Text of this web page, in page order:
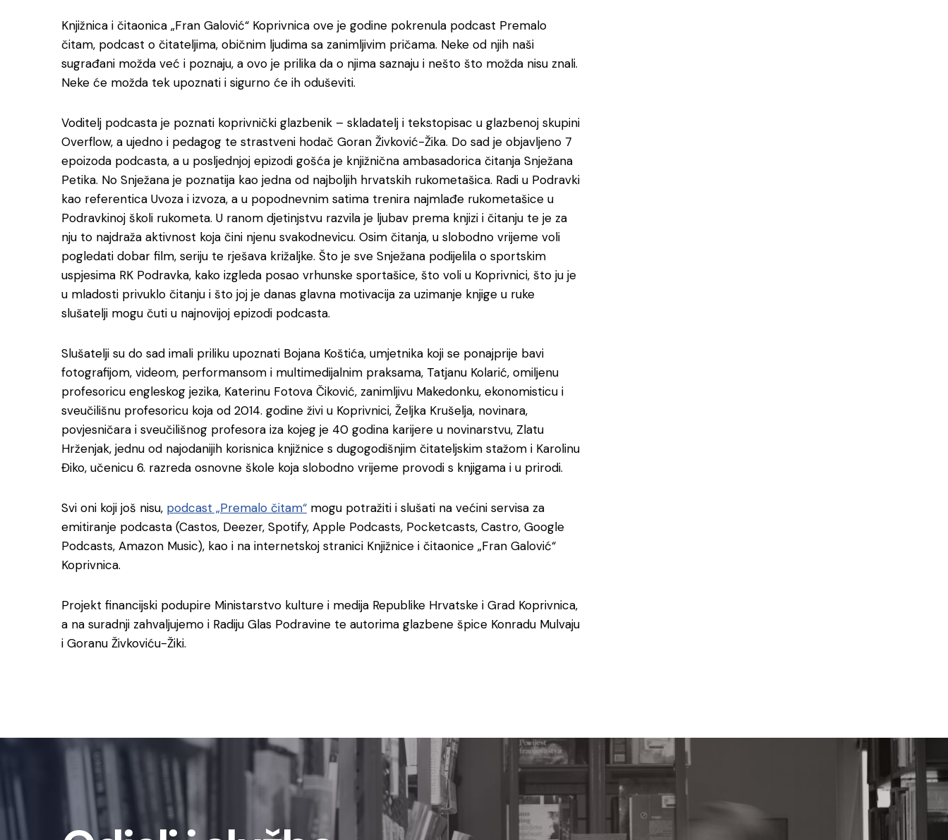
Knjižnica i čitaonica „Fran Galović“ Koprivnica ove je godine pokrenula podcast Premalo
čitam, podcast o čitateljima, običnim ljudima sa zanimljivim pričama. Neke od njih naši
sugrađani možda već i poznaju, a ovo je prilika da o njima saznaju i nešto što možda nisu znali.
Neke će možda tek upoznati i sigurno će ih oduševiti.
Voditelj podcasta je poznati koprivnički glazbenik – skladatelj i tekstopisac u glazbenoj skupini
Overflow, a ujedno i pedagog te strastveni hodač Goran Živković-Žika. Do sad je objavljeno 7
epoizoda podcasta, a u posljednjoj epizodi gošća je knjižnična ambasadorica čitanja Snježana
Petika. No Snježana je poznatija kao jedna od najboljih hrvatskih rukometašica. Radi u Podravki
kao referentica Uvoza i izvoza, a u popodnevnim satima trenira najmlađe rukometašice u
Podravkinoj školi rukometa. U ranom djetinjstvu razvila je ljubav prema knjizi i čitanju te je za
nju to najdraža aktivnost koja čini njenu svakodnevicu. Osim čitanja, u slobodno vrijeme voli
pogledati dobar film, seriju te rješava križaljke. Što je sve Snježana podijelila o sportskim
uspjesima RK Podravka, kako izgleda posao vrhunske sportašice, što voli u Koprivnici, što ju je
u mladosti privuklo čitanju i što joj je danas glavna motivacija za uzimanje knjige u ruke
slušatelji mogu čuti u najnovijoj epizodi podcasta.
Slušatelji su do sad imali priliku upoznati Bojana Koštića, umjetnika koji se ponajprije bavi
fotografijom, videom, performansom i multimedijalnim praksama, Tatjanu Kolarić, omiljenu
profesoricu engleskog jezika, Katerinu Fotova Čiković, zanimljivu Makedonku, ekonomisticu i
sveučilišnu profesoricu koja od 2014. godine živi u Koprivnici, Željka Krušelja, novinara,
povjesničara i sveučilišnog profesora iza kojeg je 40 godina karijere u novinarstvu, Zlatu
Hrženjak, jednu od najodanijih korisnica knjižnice s dugogodišnjim čitateljskim stažom i Karolinu
Điko, učenicu 6. razreda osnovne škole koja slobodno vrijeme provodi s knjigama i u prirodi.
Svi oni koji još nisu, podcast „Premalo čitam“ mogu potražiti i slušati na većini servisa za
emitiranje podcasta (Castos, Deezer, Spotify, Apple Podcasts, Pocketcasts, Castro, Google
Podcasts, Amazon Music), kao i na internetskoj stranici Knjižnice i čitaonice „Fran Galović“
Koprivnica.
Projekt financijski podupire Ministarstvo kulture i medija Republike Hrvatske i Grad Koprivnica,
a na suradnji zahvaljujemo i Radiju Glas Podravine te autorima glazbene špice Konradu Mulvaju
i Goranu Živkoviću-Žiki.